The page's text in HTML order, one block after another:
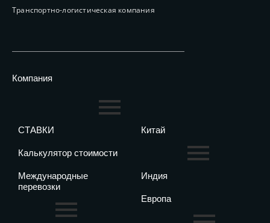
Транспортно-логистическая компания
Компания
СТАВКИ
Калькулятор стоимости
Международные
перевозки
Китай
Индия
Европа